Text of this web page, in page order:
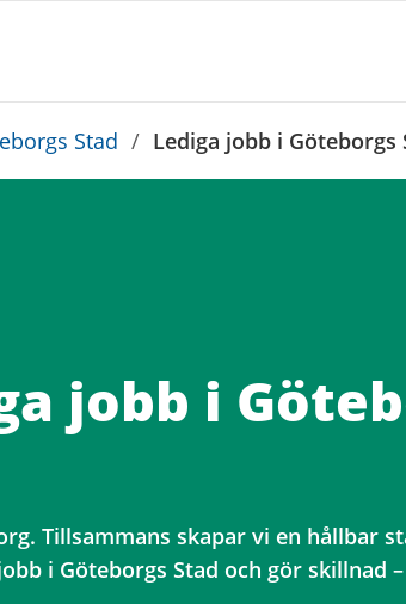
Stad / Lediga jobb i Göteborgs
jobb i
Tillsammans skapar vi en hållbar
i Göteborgs Stad och gör skillnad